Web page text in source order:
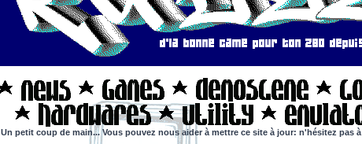
Un petit coup de main... Vous pouvez nous aider à mettre ce site à jour: n'hésitez pas à